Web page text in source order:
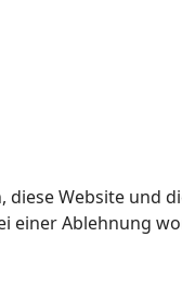
diese Website und
einer Ablehnung